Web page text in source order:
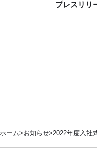
プレスリリ
ホーム お知らせ 2022年度入社